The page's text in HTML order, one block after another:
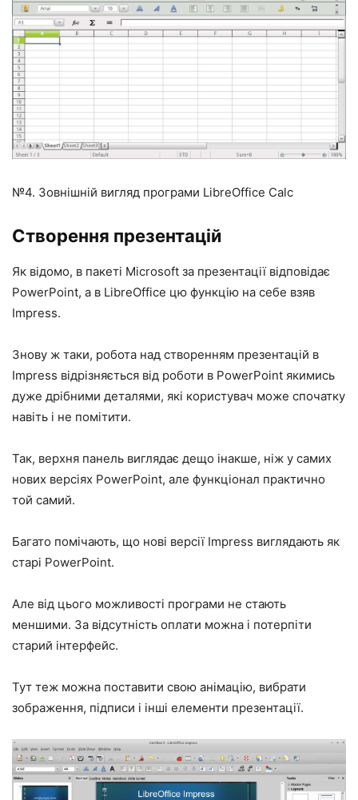
№4. Зовнішній вигляд програми LibreOffice Calc
Створення презентацій
Як відомо, в пакеті Microsoft за презентації відповідає
PowerPoint, а в LibreOffice цю функцію на себе взяв
Impress.
Знову ж таки, робота над створенням презентацій в
Impress відрізняється від роботи в PowerPoint якимись
дуже дрібними деталями, які користувач може спочатку
навіть і не помітити.
Так, верхня панель виглядає дещо інакше, ніж у самих
нових версіях PowerPoint, але функціонал практично
той самий.
Багато помічають, що нові версії Impress виглядають як
старі PowerPoint.
Але від цього можливості програми не стають
меншими. За відсутність оплати можна і потерпіти
старий інтерфейс.
Тут теж можна поставити свою анімацію, вибрати
зображення, підписи і інші елементи презентації.